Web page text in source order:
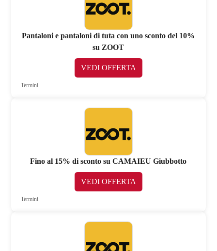
Pantaloni e pantaloni di tuta con uno sconto del 10%
su ZOOT
VEDI OFFERTA
Termini
Fino al 15% di sconto su CAMAIEU Giubbotto
VEDI OFFERTA
Termini